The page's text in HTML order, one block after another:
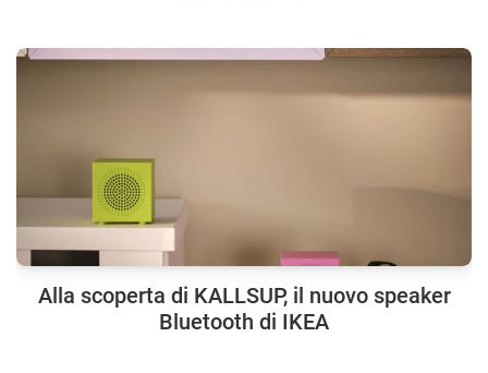
Alla scoperta di KALLSUP, il nuovo speaker
Bluetooth di IKEA